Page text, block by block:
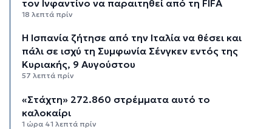
τον Ινφαντίνο να παραιτηθεί από τη FIFA
18 λεπτά πρίν
H Ισπανία ζήτησε από την Ιταλία να θέσει και
πάλι σε ισχύ τη Συμφωνία Σένγκεν εντός της
Κυριακής, 9 Αυγούστου
57 λεπτά πρίν
«Στάχτη» 272.860 στρέμματα αυτό το
καλοκαίρι
1 ώρα 41 λεπτά πρίν